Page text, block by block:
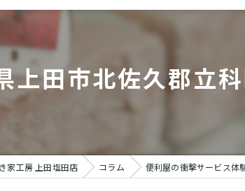
上田市北佐久郡立
家工房 上田塩田店 コラム 便利屋の衝撃サービス体